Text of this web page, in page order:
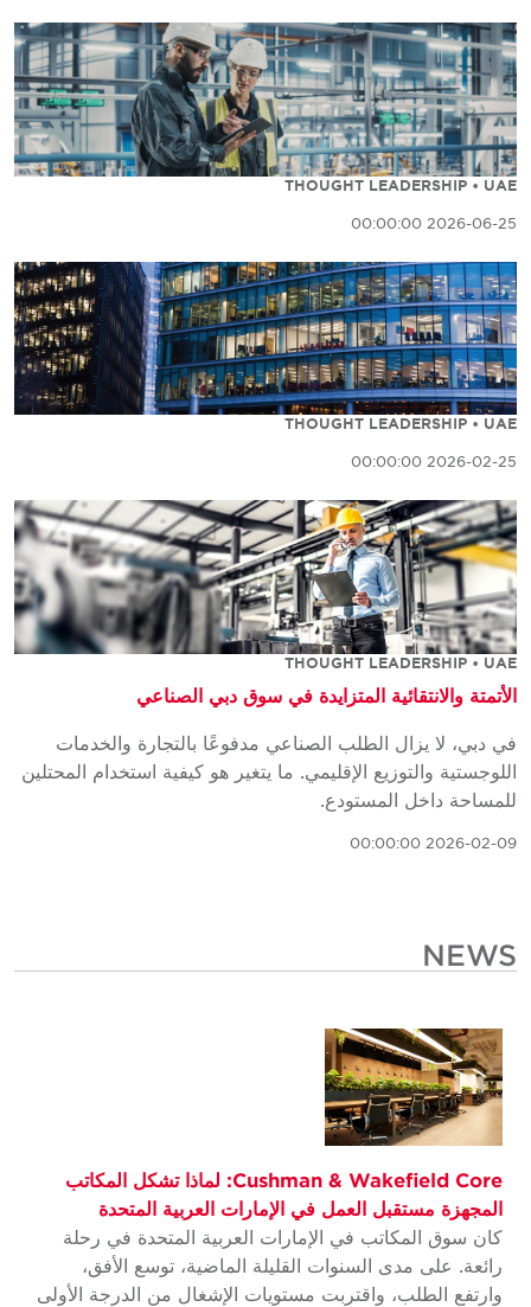
THOUGHT LEADERSHIP • UAE
2026-06-25 00:00:00
THOUGHT LEADERSHIP • UAE
2026-02-25 00:00:00
THOUGHT LEADERSHIP • UAE
الأتمتة والانتقائية المتزايدة في سوق دبي الصناعي
في دبي، لا يزال الطلب الصناعي مدفوعًا بالتجارة والخدمات
اللوجستية والتوزيع الإقليمي. ما يتغير هو كيفية استخدام المحتلين
للمساحة داخل المستودع.
2026-02-09 00:00:00
NEWS
Cushman & Wakefield Core: لماذا تشكل المكاتب
المجهزة مستقبل العمل في الإمارات العربية المتحدة
كان سوق المكاتب في الإمارات العربية المتحدة في رحلة
رائعة. على مدى السنوات القليلة الماضية، توسع الأفق،
وارتفع الطلب، واقتربت مستويات الإشغال من الدرجة الأولى